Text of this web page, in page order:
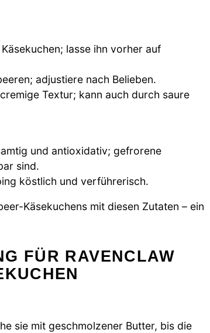
lasse ihn vorher auf
adjustiere nach Belieben.
Textur; kann auch durch saure
und antioxidativ; gefrorene
sind.
köstlich und verführerisch.
Käsekuchens mit diesen Zutaten – ein
FÜR RAVENCLAW
sie mit geschmolzener Butter, bis die